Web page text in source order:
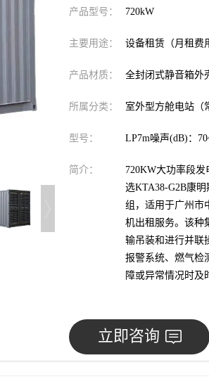
产品型号： 720kW
主要用途： 设备租赁（月租费
产品材质： 全封闭式静音箱外
所属分类： 室外型方舱电站（
型号： LP7m噪声(dB)：
简介：
720KW大功率段
选KTA38-G2B康
组，适用于广州市
机出租服务。该种
输吊装和进行并联
报警系统、燃气检
障或异常情况时及
立即咨询